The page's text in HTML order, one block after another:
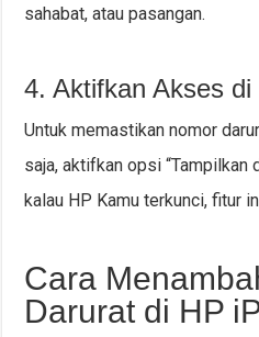
sahabat, atau pasangan.
4. Aktifkan Akses di
Untuk memastikan nomor
saja, aktifkan opsi “Tampilkan
kalau HP Kamu terkunci, fitur
Cara
Darurat di HP